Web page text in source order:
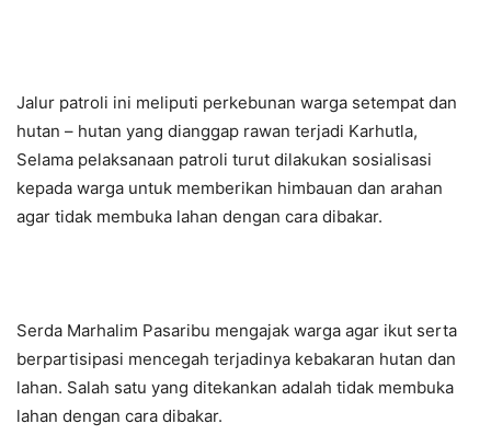
Jalur patroli ini meliputi perkebunan warga setempat dan
hutan – hutan yang dianggap rawan terjadi Karhutla,
Selama pelaksanaan patroli turut dilakukan sosialisasi
kepada warga untuk memberikan himbauan dan arahan
agar tidak membuka lahan dengan cara dibakar.
Serda Marhalim Pasaribu mengajak warga agar ikut serta
berpartisipasi mencegah terjadinya kebakaran hutan dan
lahan. Salah satu yang ditekankan adalah tidak membuka
lahan dengan cara dibakar.